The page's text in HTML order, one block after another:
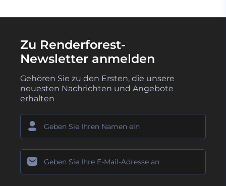
Zu Renderforest-
Newsletter anmelden
Gehören Sie zu den Ersten, die unsere
neuesten Nachrichten und Angebote
erhalten